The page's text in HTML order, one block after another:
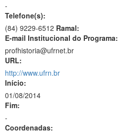
-
Telefone(s):
(84) 9229-6512 Ramal:
E-mail Institucional do Programa:
profhistoria@ufrnet.br
URL:
http://www.ufrn.br
Início:
01/08/2014
Fim:
-
Coordenadas: